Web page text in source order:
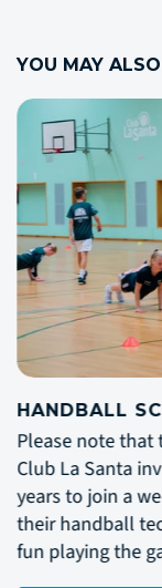
YOU MAY
a Danish
and girls
daily training
and skills